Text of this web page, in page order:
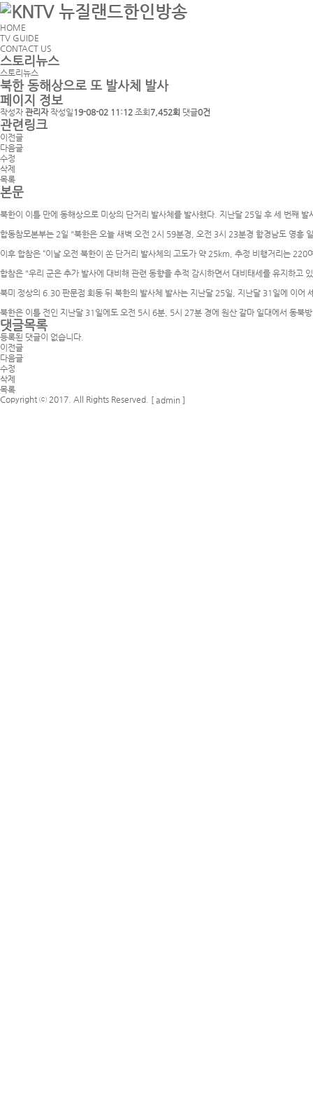
HOME
TV GUIDE
CONTACT US
스토리뉴스
스토리뉴스
북한 동해상으로 또 발사체 발사
페이지 정보
작성자 관리자 작성일19-08-02 11:12 조회 7,452회 댓글0건
관련링크
이전글
다음글
수정
삭제
목록
본문
북한이 이틀 만에 동해상으로 미상의 단거리 발사체를 발사했다. 지난달 25일 후 세 번째 발
합동참모본부는 2일 "북한은 오늘 새벽 오전 2시 59분경, 오전 3시 23분경 함경남도 영흥
이후 합참은 “이날 오전 북한이 쏜 단거리 발사체의 고도가 약 25km, 추정 비행거리는
합참은 "우리 군은 추가 발사에 대비해 관련 동향을 추적 감시하면서 대비태세를 유지하고
북미 정상의 6.30 판문점 회동 뒤 북한의 발사체 발사는 지난달 25일, 지난달 31일에 이어
북한은 이틀 전인 지난달 31일에도 오전 5시 6분, 5시 27분 경에 원산 갈마 일대에서 동북
댓글목록
등록된 댓글이 없습니다.
이전글
다음글
수정
삭제
목록
Copyright ⓒ 2017. All Rights Reserved.
[ admin ]